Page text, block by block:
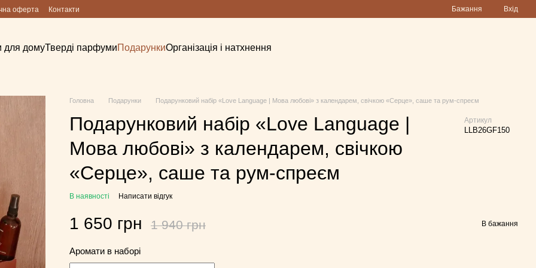
оферта Контакти Бажання Вхід
для домуТверді парфумиПодарункиОрганізація і натхнення
Головна Подарунки Подарунковий набір «Love Language | Мова любові» з календарем, свічкою «Серце», саше та рум-спреєм
Подарунковий набір «Love Language |
Мова любові» з календарем, свічкою
«Серце», саше та рум-спреєм
Артикул
LLB26GF150
В наявності Написати відгук
1 650 грн 1 940 грн В бажання
Аромати в наборі